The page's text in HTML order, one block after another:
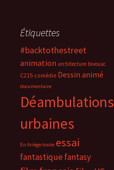
Étiquettes
#backtothestreet
animation architecture bivouac
C215 comédie Dessin animé
documentaire
Déambulations
urbaines
En Ariège toute essai
fantastiquefantasy